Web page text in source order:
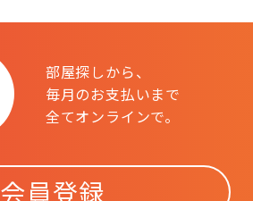
部屋探しから、
毎月のお支払いまで
全てオンラインで。
会員登録